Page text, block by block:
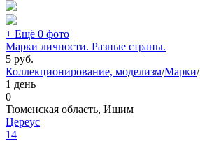
+ Ещё 0 фото
Марки личности. Разные страны.
5 руб.
Коллекционирование, моделизм/Марки/
1 день
0
Тюменская область, Ишим
Цереус
14